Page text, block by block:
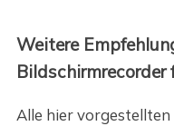
Weitere
Alle hier